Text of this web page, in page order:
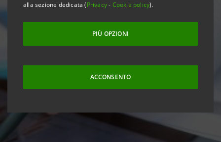
alla sezione dedicata (Privacy- Cookie policy).
PIÙ OPZIONI
ACCONSENTO